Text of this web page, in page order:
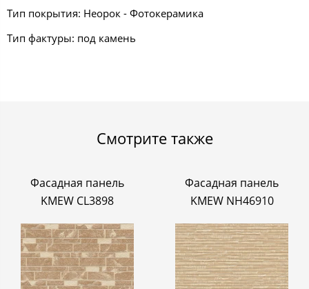
Тип покрытия: Неорок - Фотокерамика
Тип фактуры: под камень
Смотрите также
Фасадная панель
KMEW CL3898
Фасадная панель
KMEW NH46910